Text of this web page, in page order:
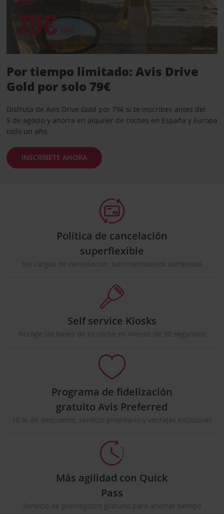
Por tiempo limitado: Avis Drive
Gold por solo 79€
Disfruta de Avis Drive Gold por 79€ si te inscribes antes del
9 de agosto y ahorra en alquiler de coches en España y Europa
todo un año.
INSCRÍBETE AHORA
Política de cancelación
superflexible
Sin cargos de cancelación, solo reembolsos completos
Self service Kiosks
Recoge las llaves de tu coche en menos de 30 segundos
Programa de fidelización
gratuito Avis Preferred
10 % de descuento, servicio prioritario y ventajas exclusivas
Más agilidad con Quick
Pass
Servicio de prerregistro gratuito para ahorrar tiempo